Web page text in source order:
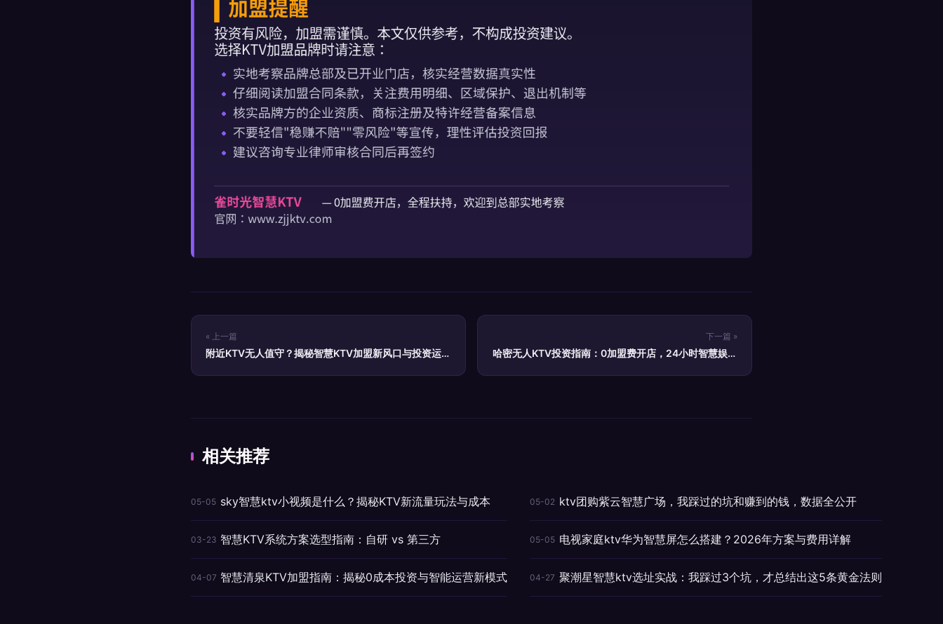
« 上一篇
附近KTV无人值守？揭秘智慧KTV加盟新风口与投资运营
下一篇 »
哈密无人KTV投资指南：0加盟费开店，24小时智慧娱乐
相关推荐
05-05 sky智慧ktv小视频是什么？揭秘KTV新流量玩法与成本 05-02 ktv团购紫云智慧广场，我踩过的坑和赚到的钱，数据全公开
03-23 智慧KTV系统方案选型指南：自研 vs 第三方 05-05 电视家庭ktv华为智慧屏怎么搭建？2026年方案与费用详解
04-07 智慧清泉KTV加盟指南：揭秘0成本投资与智能运营新模式 04-27 聚潮星智慧ktv选址实战：我踩过3个坑，才总结出这5条黄金法则